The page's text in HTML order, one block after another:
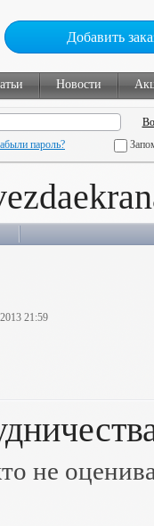
Добавить
Новости
пароль?
21:59
не